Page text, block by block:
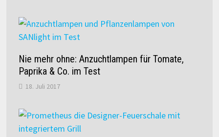
Nie mehr ohne: Anzuchtlampen für Tomate,
Paprika & Co. im Test
18. Juli 2017